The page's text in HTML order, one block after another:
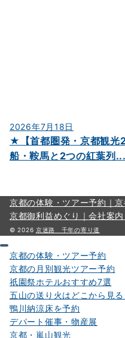
2026年7月18日
★【首都圏発・京都観光
船・鞍馬と2つの紅葉列...
京都の体験・ツアー予約｜
京都御利益めぐり｜会社案内
© 2026 京迷路 千年の寄り道
京都の体験・ツアー予約
京都の月別観光ツアー予約
祇園祭ホテルおすすめ7選
五山の送り火はどこから見る
鴨川納涼床を予約
デパート催事・物産展
京都・嵐山観光